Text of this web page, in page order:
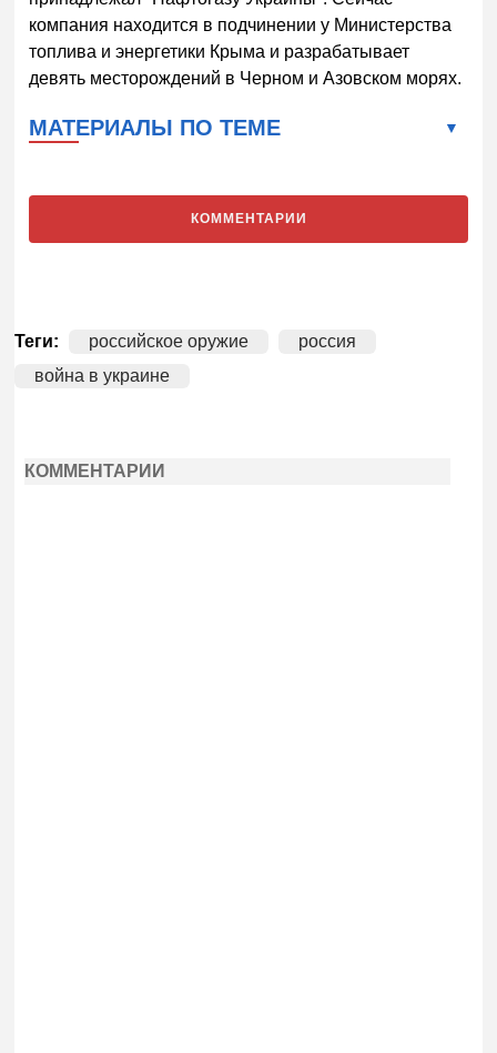
компания находится в подчинении у Министерства
топлива и энергетики Крыма и разрабатывает
девять месторождений в Черном и Азовском морях.
МАТЕРИАЛЫ ПО ТЕМЕ
КОММЕНТАРИИ
Теги: российское оружие
россия
война в украине
КОММЕНТАРИИ